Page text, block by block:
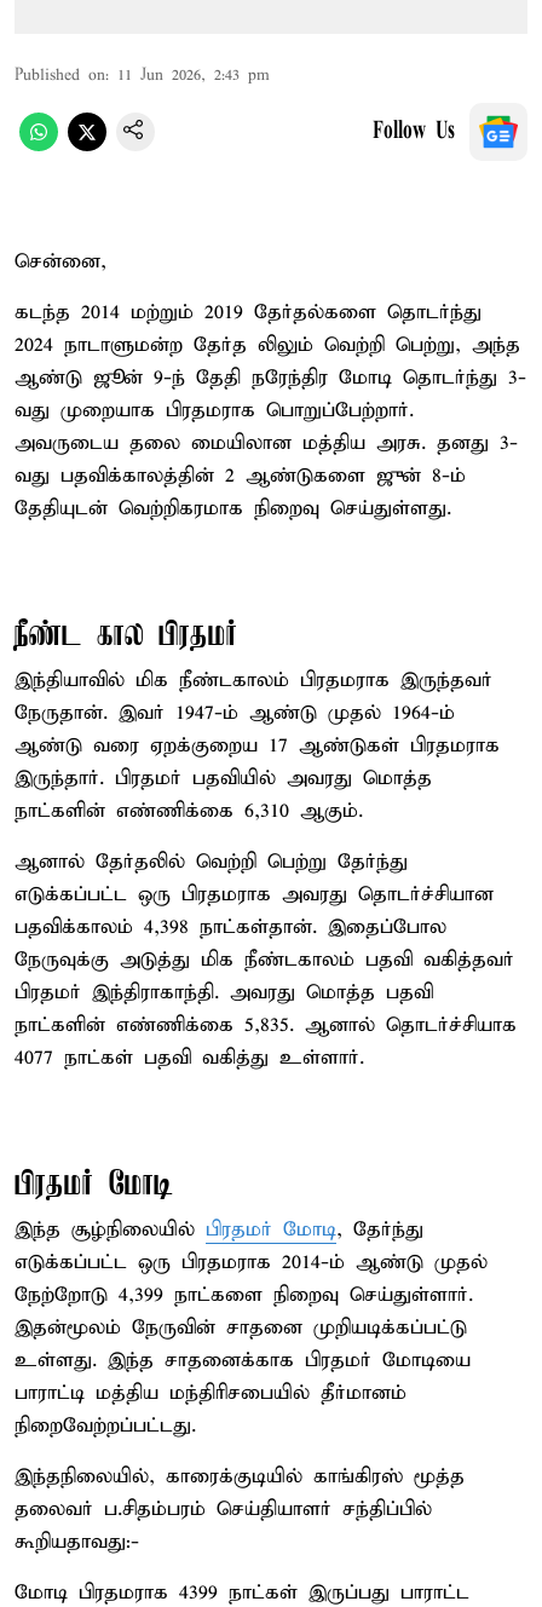
Published on: 11 Jun 2026, 2:43 pm
Follow Us
சென்னை,
கடந்த 2014 மற்றும் 2019 தேர்தல்களை தொடர்ந்து
2024 நாடாளுமன்ற தேர்த லிலும் வெற்றி பெற்று, அந்த
ஆண்டு ஜூன் 9-ந் தேதி நரேந்திர மோடி தொடர்ந்து 3-
வது முறையாக பிரதமராக பொறுப்பேற்றார்.
அவருடைய தலை மையிலான மத்திய அரசு. தனது 3-
வது பதவிக்காலத்தின் 2 ஆண்டுகளை ஜுன் 8-ம்
தேதியுடன் வெற்றிகரமாக நிறைவு செய்துள்ளது.
நீண்ட கால பிரதமர்
இந்தியாவில் மிக நீண்டகாலம் பிரதமராக இருந்தவர்
நேருதான். இவர் 1947-ம் ஆண்டு முதல் 1964-ம்
ஆண்டு வரை ஏறக்குறைய 17 ஆண்டுகள் பிரதமராக
இருந்தார். பிரதமர் பதவியில் அவரது மொத்த
நாட்களின் எண்ணிக்கை 6,310 ஆகும்.
ஆனால் தேர்தலில் வெற்றி பெற்று தேர்ந்து
எடுக்கப்பட்ட ஒரு பிரதமராக அவரது தொடர்ச்சியான
பதவிக்காலம் 4,398 நாட்கள்தான். இதைப்போல
நேருவுக்கு அடுத்து மிக நீண்டகாலம் பதவி வகித்தவர்
பிரதமர் இந்திராகாந்தி. அவரது மொத்த பதவி
நாட்களின் எண்ணிக்கை 5,835. ஆனால் தொடர்ச்சியாக
4077 நாட்கள் பதவி வகித்து உள்ளார்.
பிரதமர் மோடி
இந்த சூழ்நிலையில் பிரதமர் மோடி, தேர்ந்து
எடுக்கப்பட்ட ஒரு பிரதமராக 2014-ம் ஆண்டு முதல்
நேற்றோடு 4,399 நாட்களை நிறைவு செய்துள்ளார்.
இதன்மூலம் நேருவின் சாதனை முறியடிக்கப்பட்டு
உள்ளது. இந்த சாதனைக்காக பிரதமர் மோடியை
பாராட்டி மத்திய மந்திரிசபையில் தீர்மானம்
நிறைவேற்றப்பட்டது.
இந்தநிலையில், காரைக்குடியில் காங்கிரஸ் மூத்த
தலைவர் ப.சிதம்பரம் செய்தியாளர் சந்திப்பில்
கூறியதாவது:-
மோடி பிரதமராக 4399 நாட்கள் இருப்பது பாராட்ட